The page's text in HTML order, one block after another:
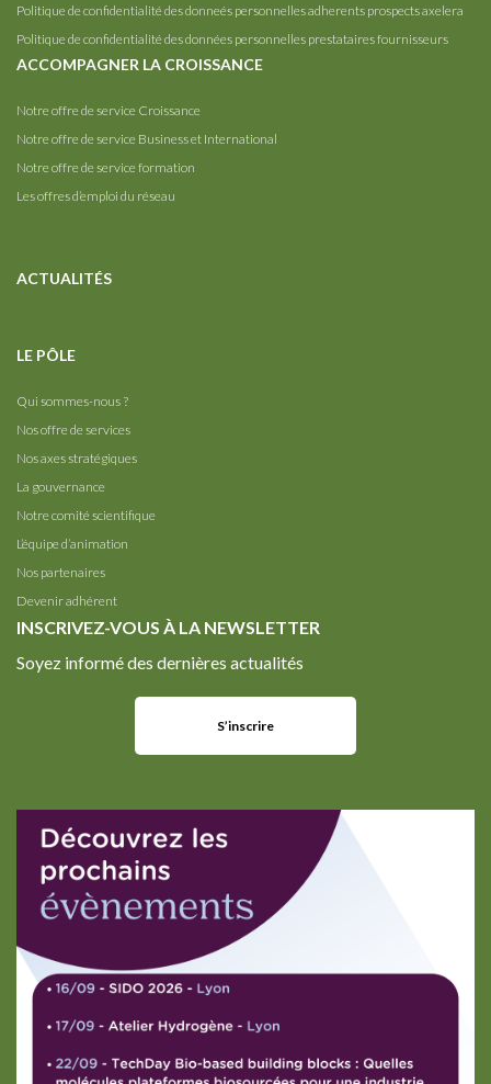
Politique de confidentialité des donneés personnelles adherents prospects axelera
Politique de confidentialité des données personnelles prestataires fournisseurs
ACCOMPAGNER LA CROISSANCE
Notre offre de service Croissance
Notre offre de service Business et International
Notre offre de service formation
Les offres d’emploi du réseau
ACTUALITÉS
LE PÔLE
Qui sommes-nous ?
Nos offre de services
Nos axes stratégiques
La gouvernance
Notre comité scientifique
L’équipe d’animation
Nos partenaires
Devenir adhérent
INSCRIVEZ-VOUS À LA NEWSLETTER
Soyez informé des dernières actualités
S’inscrire